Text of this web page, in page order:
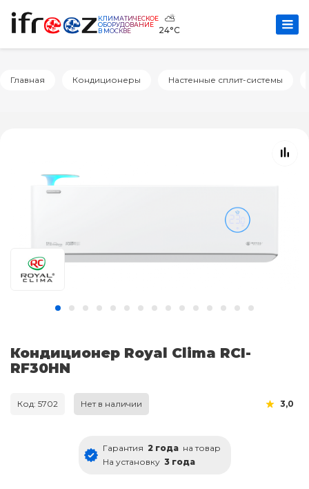
КЛИМАТИЧЕСКОЕ
ОБОРУДОВАНИЕ
В МОСКВЕ
⛅
24°C
Главная Кондиционеры Настенные сплит-системы
Кондиционер Royal Clima RCI-
RF30HN
Код: 5702 Нет в наличии 3,0
Гарантия 2 года на товар
На установку 3 года